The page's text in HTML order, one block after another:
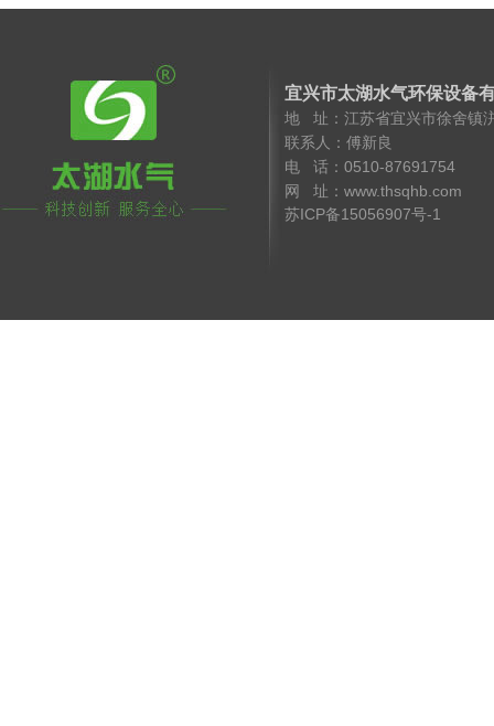
宜兴市太湖水气环保设备
地 址：江苏省宜兴市徐舍镇
联系人：傅新良
电 话：0510-
网 址：
苏ICP备15056907号-1